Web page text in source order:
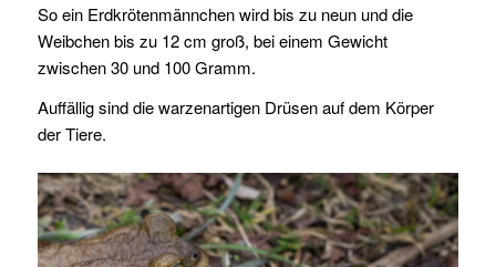
So ein Erdkrötenmännchen wird bis zu neun und die
Weibchen bis zu 12 cm groß, bei einem Gewicht
zwischen 30 und 100 Gramm.
Auffällig sind die warzenartigen Drüsen auf dem Körper
der Tiere.